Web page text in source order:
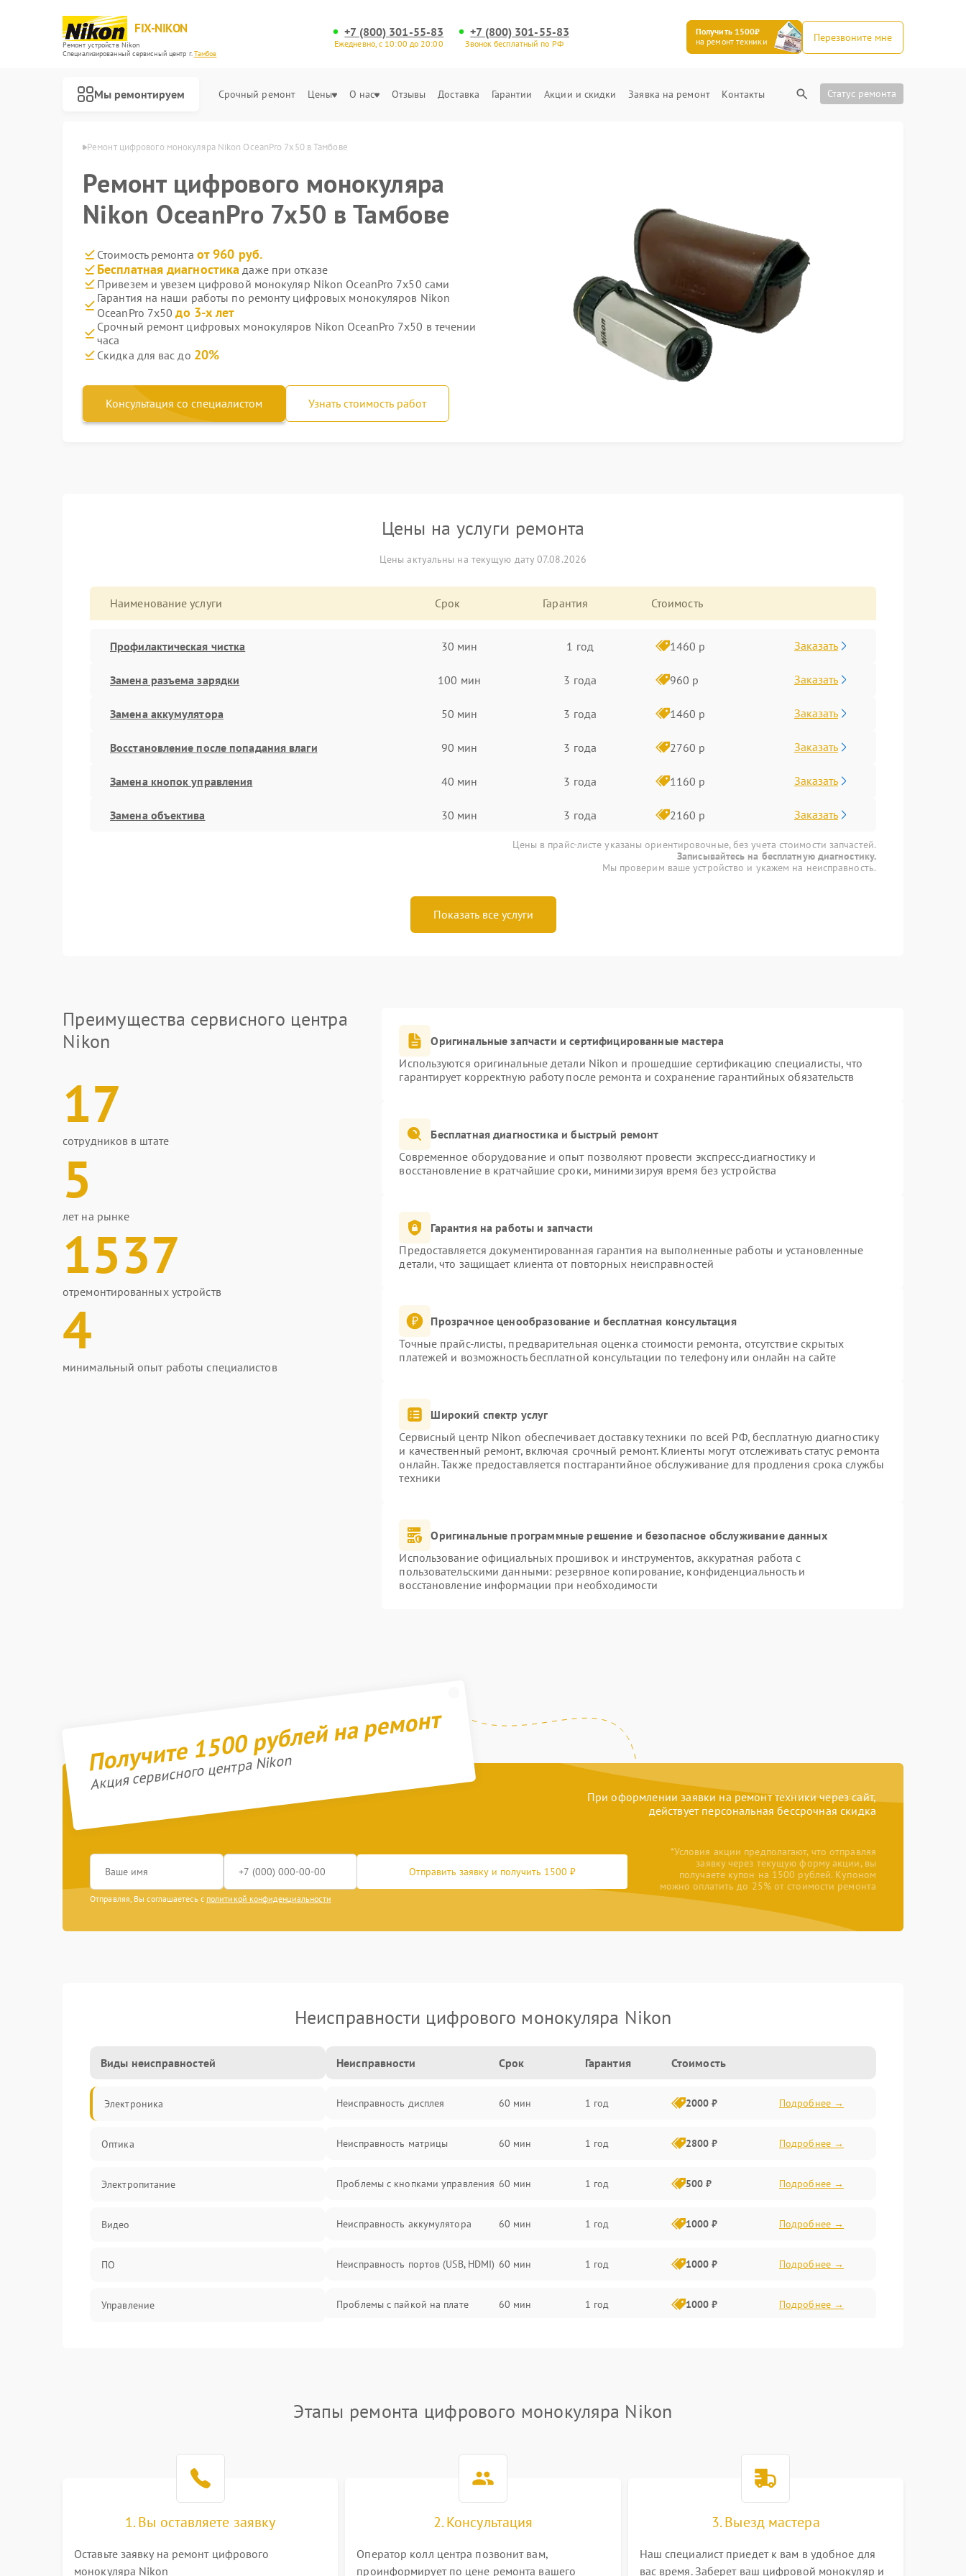
FIX-NIKON
Ремонт устройств Nikon
Специализированный cервисный центр г.Тамбов
+7 (800) 301-55-83
Ежедневно, с 10:00 до 20:00
+7 (800) 301-55-83
Звонок бесплатный по РФ
Получить 1500₽
на ремонт техники
Перезвоните мне
Мы ремонтируем Срочный ремонт Цены О нас Отзывы Доставка Гарантии Акции и скидки Заявка на ремонт Контакты Статус ремонта
Nikon в Тамбове Ремонт цифрового монокуляра Nikon OceanPro 7x50 в Тамбове
Ремонт цифрового монокуляра
Nikon OceanPro 7x50 в Тамбове
Стоимость ремонта от 960 руб.
Бесплатная диагностика даже при отказе
Привезем и увезем цифровой монокуляр Nikon OceanPro 7x50 сами
Гарантия на наши работы по ремонту цифровых монокуляров Nikon
OceanPro 7x50до 3-х лет
Срочный ремонт цифровых монокуляров Nikon OceanPro 7x50 в течении
часа
Скидка для вас до 20%
Консультация со специалистом Узнать стоимость работ
Цены на услуги ремонта
Цены актуальны на текущую дату 07.08.2026
Наименование услуги Срок Гарантия Стоимость
Профилактическая чистка 30 мин 1 год 1460 р Заказать
Замена разъема зарядки 100 мин 3 года 960 р Заказать
Замена аккумулятора 50 мин 3 года 1460 р Заказать
Восстановление после попадания влаги 90 мин 3 года 2760 р Заказать
Замена кнопок управления 40 мин 3 года 1160 р Заказать
Замена объектива 30 мин 3 года 2160 р Заказать
Цены в прайс-листе указаны ориентировочные, без учета стоимости запчастей.
Записывайтесь на бесплатную диагностику.
Мы проверим ваше устройство и укажем на неисправность.
Показать все услуги
Преимущества сервисного центра
Nikon
17
сотрудников в штате
5
лет на рынке
1537
отремонтированных устройств
4
минимальный опыт работы специалистов
Оригинальные запчасти и сертифицированные мастера
Используются оригинальные детали Nikon и прошедшие сертификацию специалисты, что
гарантирует корректную работу после ремонта и сохранение гарантийных обязательств
Бесплатная диагностика и быстрый ремонт
Современное оборудование и опыт позволяют провести экспресс-диагностику и
восстановление в кратчайшие сроки, минимизируя время без устройства
Гарантия на работы и запчасти
Предоставляется документированная гарантия на выполненные работы и установленные
детали, что защищает клиента от повторных неисправностей
Прозрачное ценообразование и бесплатная консультация
Точные прайс-листы, предварительная оценка стоимости ремонта, отсутствие скрытых
платежей и возможность бесплатной консультации по телефону или онлайн на сайте
Широкий спектр услуг
Сервисный центр Nikon обеспечивает доставку техники по всей РФ, бесплатную диагностику
и качественный ремонт, включая срочный ремонт. Клиенты могут отслеживать статус ремонта
онлайн. Также предоставляется постгарантийное обслуживание для продления срока службы
техники
Оригинальные программные решение и безопасное обслуживание данных
Использование официальных прошивок и инструментов, аккуратная работа с
пользовательскими данными: резервное копирование, конфиденциальность и
восстановление информации при необходимости
Получите 1500 рублей на ремонт
Акция сервисного центра Nikon
При оформлении заявки на ремонт техники через сайт,
действует персональная бессрочная скидка
Отправить заявку и получить 1500 ₽
Отправляя, Вы соглашаетесь с политикой конфиденциальности
*Условия акции предполагают, что отправляя
заявку через текущую форму акции, вы
получаете купон на 1500 рублей. Купоном
можно оплатить до 25% от стоимости ремонта
Неисправности цифрового монокуляра Nikon
Виды неисправностей
Электроника
Оптика
Электропитание
Видео
ПО
Управление
Неисправности Срок Гарантия Стоимость
Неисправность дисплея 60 мин 1 год 2000 ₽ Подробнее →
Неисправность матрицы 60 мин 1 год 2800 ₽ Подробнее →
Проблемы с кнопками управления 60 мин 1 год 500 ₽ Подробнее →
Неисправность аккумулятора 60 мин 1 год 1000 ₽ Подробнее →
Неисправность портов (USB, HDMI) 60 мин 1 год 1000 ₽ Подробнее →
Проблемы с пайкой на плате 60 мин 1 год 1000 ₽ Подробнее →
Этапы ремонта цифрового монокуляра Nikon
1. Вы оставляете заявку
Оставьте заявку на ремонт цифрового
монокуляра Nikon
2. Консультация
Оператор колл центра позвонит вам,
проинформирует по цене ремонта вашего
3. Выезд мастера
Наш специалист приедет к вам в удобное для
вас время. Заберет ваш цифровой монокуляр и